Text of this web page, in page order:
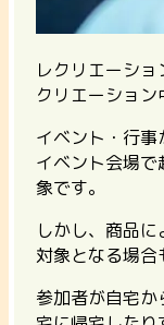
レクリエーシ
クリエーション
イベント・行事
イベント会場
象です。
しかし、商品
対象となる場合
参加者が自宅